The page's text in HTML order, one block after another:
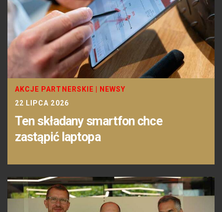
AKCJE PARTNERSKIE
NEWSY
22 LIPCA 2026
Ten składany smartfon chce
zastąpić laptopa